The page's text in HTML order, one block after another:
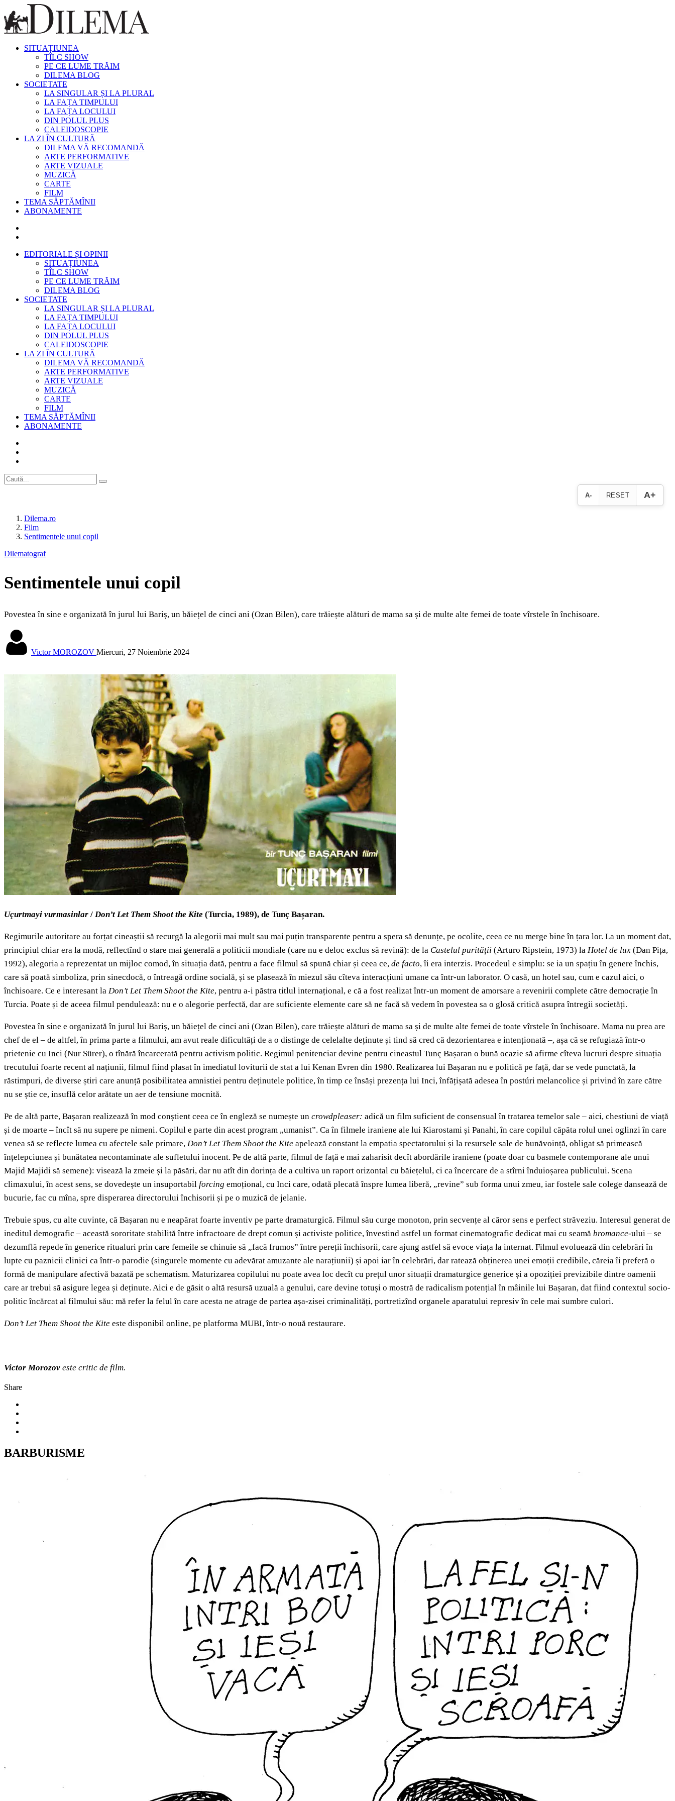
SITUAȚIUNEA
TÎLC SHOW
PE CE LUME TRĂIM
DILEMA BLOG
SOCIETATE
LA SINGULAR ȘI LA PLURAL
LA FAȚA TIMPULUI
LA FAȚA LOCULUI
DIN POLUL PLUS
CALEIDOSCOPIE
LA ZI ÎN CULTURĂ
DILEMA VĂ RECOMANDĂ
ARTE PERFORMATIVE
ARTE VIZUALE
MUZICĂ
CARTE
FILM
TEMA SĂPTĂMÎNII
ABONAMENTE
EDITORIALE ȘI OPINII
SITUAȚIUNEA
TÎLC SHOW
PE CE LUME TRĂIM
DILEMA BLOG
SOCIETATE
LA SINGULAR ȘI LA PLURAL
LA FAȚA TIMPULUI
LA FAȚA LOCULUI
DIN POLUL PLUS
CALEIDOSCOPIE
LA ZI ÎN CULTURĂ
DILEMA VĂ RECOMANDĂ
ARTE PERFORMATIVE
ARTE VIZUALE
MUZICĂ
CARTE
FILM
TEMA SĂPTĂMÎNII
ABONAMENTE
A- RESET A+
Dilema.ro
Film
Sentimentele unui copil
Dilematograf
Sentimentele unui copil
Povestea în sine e organizată în jurul lui Bariș, un băiețel de cinci ani (Ozan Bilen), care trăiește alături de mama sa și de multe alte femei de toate vîrstele în închisoare.
Victor MOROZOV Miercuri, 27 Noiembrie 2024
Uçurtmayi vurmasinlar / Don’t Let Them Shoot the Kite (Turcia, 1989), de Tunç Bașaran.
Regimurile autoritare au forțat cineaștii să recurgă la alegorii mai mult sau mai puțin transparente pentru a spera să denunțe, pe ocolite, ceea ce nu merge bine în țara lor. La un moment dat,
principiul chiar era la modă, reflectînd o stare mai generală a politicii mondiale (care nu e deloc exclus să revină): de la Castelul purității (Arturo Ripstein, 1973) la Hotel de lux (Dan Pița,
1992), alegoria a reprezentat un mijloc comod, în situația dată, pentru a face filmul să spună chiar și ceea ce, de facto, îi era interzis. Procedeul e simplu: se ia un spațiu în genere închis,
care să poată simboliza, prin sinecdocă, o întreagă ordine socială, și se plasează în miezul său cîteva interacțiuni umane ca într-un laborator. O casă, un hotel sau, cum e cazul aici, o
închisoare. Ce e interesant la Don’t Let Them Shoot the Kite, pentru a-i păstra titlul internațional, e că a fost realizat într-un moment de amorsare a revenirii complete către democrație în
Turcia. Poate și de aceea filmul pendulează: nu e o alegorie perfectă, dar are suficiente elemente care să ne facă să vedem în povestea sa o glosă critică asupra întregii societăți.
Povestea în sine e organizată în jurul lui Bariș, un băiețel de cinci ani (Ozan Bilen), care trăiește alături de mama sa și de multe alte femei de toate vîrstele în închisoare. Mama nu prea are
chef de el – de altfel, în prima parte a filmului, am avut reale dificultăți de a o distinge de celelalte deținute și tind să cred că dezorientarea e intenționată –, așa că se refugiază într-o
prietenie cu Inci (Nur Sürer), o tînără încarcerată pentru activism politic. Regimul penitenciar devine pentru cineastul Tunç Bașaran o bună ocazie să afirme cîteva lucruri despre situația
trecutului foarte recent al națiunii, filmul fiind plasat în imediatul loviturii de stat a lui Kenan Evren din 1980. Realizarea lui Bașaran nu e politică pe față, dar se vede punctată, la
răstimpuri, de diverse știri care anunță posibilitatea amnistiei pentru deținutele politice, în timp ce însăși prezența lui Inci, înfățișată adesea în postúri melancolice și privind în zare către
nu se știe ce, insuflă celor arătate un aer de tensiune mocnită.
Pe de altă parte, Bașaran realizează în mod conștient ceea ce în engleză se numește un crowdpleaser: adică un film suficient de consensual în tratarea temelor sale – aici, chestiuni de viață
și de moarte – încît să nu supere pe nimeni. Copilul e parte din acest program „umanist”. Ca în filmele iraniene ale lui Kiarostami și Panahi, în care copilul căpăta rolul unei oglinzi în care
venea să se reflecte lumea cu afectele sale primare, Don’t Let Them Shoot the Kite apelează constant la empatia spectatorului și la resursele sale de bunăvoință, obligat să primească
înțelepciunea și bunătatea necontaminate ale sufletului inocent. Pe de altă parte, filmul de față e mai zaharisit decît abordările iraniene (poate doar cu basmele contemporane ale unui
Majid Majidi să semene): visează la zmeie și la păsări, dar nu atît din dorința de a cultiva un raport orizontal cu băiețelul, ci ca încercare de a stîrni înduioșarea publicului. Scena
climaxului, în acest sens, se dovedește un insuportabil forcing emoțional, cu Inci care, odată plecată înspre lumea liberă, „revine” sub forma unui zmeu, iar fostele sale colege dansează de
bucurie, fac cu mîna, spre disperarea directorului închisorii și pe o muzică de jelanie.
Trebuie spus, cu alte cuvinte, că Bașaran nu e neapărat foarte inventiv pe parte dramaturgică. Filmul său curge monoton, prin secvențe al căror sens e perfect străveziu. Interesul generat de
ineditul demografic – această sororitate stabilită între infractoare de drept comun și activiste politice, învestind astfel un format cinematografic dedicat mai cu seamă bromance-ului – se
dezumflă repede în generice ritualuri prin care femeile se chinuie să „facă frumos” între pereții închisorii, care ajung astfel să evoce viața la internat. Filmul evoluează din celebrări în
lupte cu paznicii clinici ca într-o parodie (singurele momente cu adevărat amuzante ale narațiunii) și apoi iar în celebrări, dar ratează obținerea unei emoții credibile, căreia îi preferă o
formă de manipulare afectivă bazată pe schematism. Maturizarea copilului nu poate avea loc decît cu prețul unor situații dramaturgice generice și a opoziției previzibile dintre oamenii
care ar trebui să asigure legea și deținute. Aici e de găsit o altă resursă uzuală a genului, care devine totuși o mostră de radicalism potențial în mâinile lui Bașaran, dat fiind contextul socio-
politic încărcat al filmului său: mă refer la felul în care acesta ne atrage de partea așa-zisei criminalități, portretizînd organele aparatului represiv în cele mai sumbre culori.
Don’t Let Them Shoot the Kite este disponibil online, pe platforma MUBI, într-o nouă restaurare.
Victor Morozov este critic de film.
Share
BARBURISME